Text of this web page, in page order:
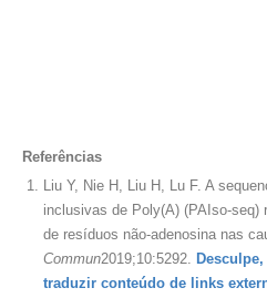
Referências
Liu Y, Nie H, Liu H, Lu F. A
inclusivas de Poly(A) (PAIso-seq)
de resíduos não-adenosina nas
Commun2019;10:5292.
traduzir conteúdo de links